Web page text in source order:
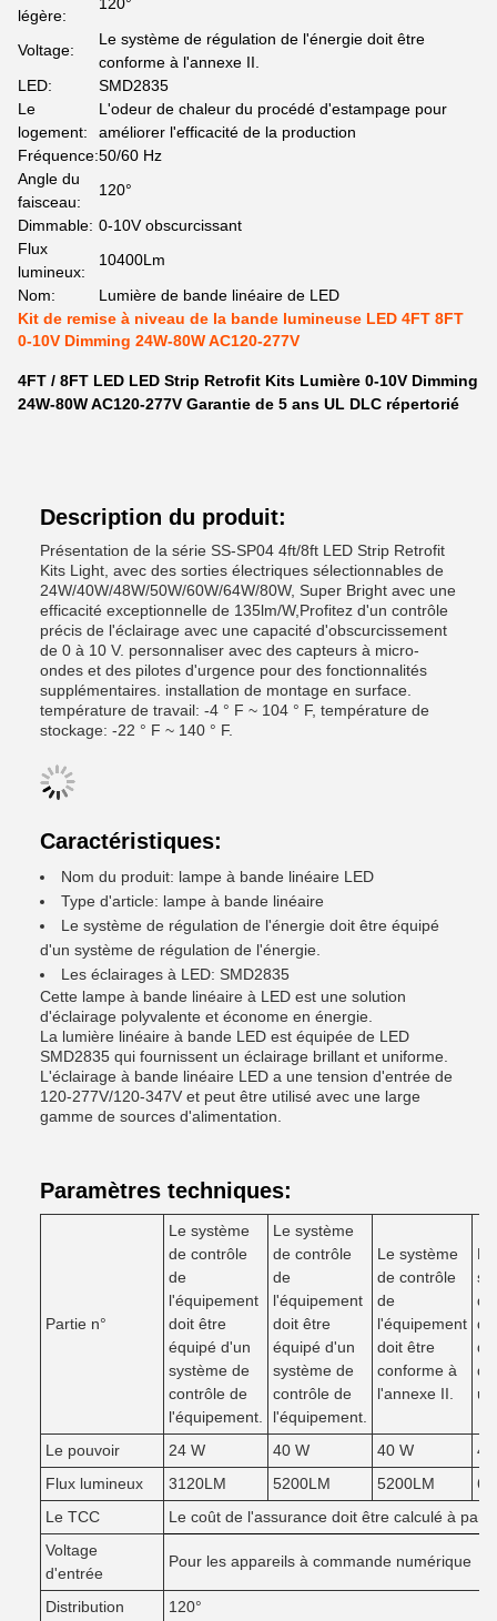
légère:
Voltage:
Le système de régulation de l'énergie doit être
conforme à l'annexe II.
LED:
SMD2835
Le
logement:
L'odeur de chaleur du procédé d'estampage pour
améliorer l'efficacité de la production
Fréquence:50/60 Hz
Angle du
faisceau:
120°
Dimmable: 0-10V obscurcissant
Flux
lumineux:
10400Lm
Nom:
Lumière de bande linéaire de LED
Kit de remise à niveau de la bande lumineuse LED 4FT 8FT
0-10V Dimming 24W-80W AC120-277V
4FT / 8FT LED LED Strip Retrofit Kits Lumière 0-10V Dimming
24W-80W AC120-277V Garantie de 5 ans UL DLC répertorié
Description du produit:
Présentation de la série SS-SP04 4ft/8ft LED Strip Retrofit
Kits Light, avec des sorties électriques sélectionnables de
24W/40W/48W/50W/60W/64W/80W, Super Bright avec une
efficacité exceptionnelle de 135lm/W,Profitez d'un contrôle
précis de l'éclairage avec une capacité d'obscurcissement
de 0 à 10 V. personnaliser avec des capteurs à micro-
ondes et des pilotes d'urgence pour des fonctionnalités
supplémentaires. installation de montage en surface.
température de travail: -4 ° F ~ 104 ° F, température de
stockage: -22 ° F ~ 140 ° F.
Caractéristiques:
Nom du produit: lampe à bande linéaire LED
Type d'article: lampe à bande linéaire
Le système de régulation de l'énergie doit être équipé
d'un système de régulation de l'énergie.
Les éclairages à LED: SMD2835
Cette lampe à bande linéaire à LED est une solution
d'éclairage polyvalente et économe en énergie.
La lumière linéaire à bande LED est équipée de LED
SMD2835 qui fournissent un éclairage brillant et uniforme.
L'éclairage à bande linéaire LED a une tension d'entrée de
120-277V/120-347V et peut être utilisé avec une large
gamme de sources d'alimentation.
Paramètres techniques:
Partie n°
Le système
de contrôle
de
l'équipement
doit être
équipé d'un
système de
contrôle de
l'équipement.
Le système
de contrôle
de
l'équipement
doit être
équipé d'un
système de
contrôle de
l'équipement.
Le système
de contrôle
de
l'équipement
doit être
conforme à
l'annexe II.
Le
de
Le pouvoir 24 W 40 W 40 W
Flux lumineux
3120LM 5200LM 5200LM
Le TCC
Le coût de l'assurance doit être calculé à
Voltage
d'entrée
Pour les appareils à commande numérique
Distribution 120°